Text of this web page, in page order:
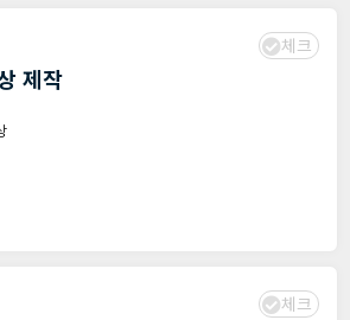
체크
제작
체크